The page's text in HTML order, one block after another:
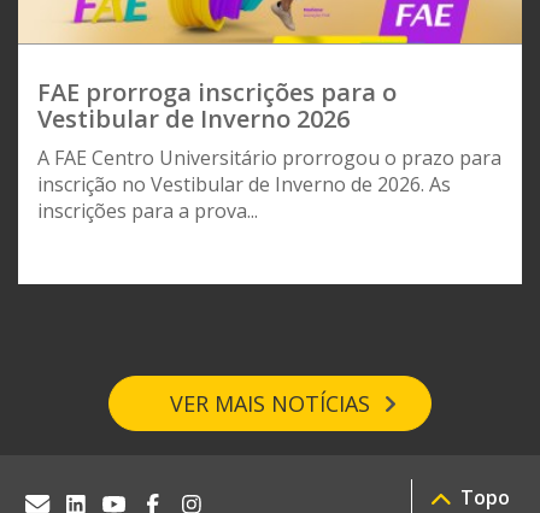
FAE prorroga inscrições para o
Vestibular de Inverno 2026
A FAE Centro Universitário prorrogou o prazo para
inscrição no Vestibular de Inverno de 2026. As
inscrições para a prova...
VER MAIS NOTÍCIAS
Topo